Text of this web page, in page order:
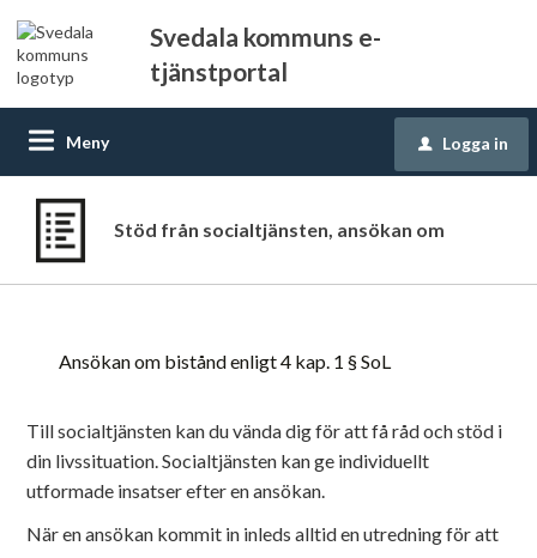
Svedala kommuns e-
tjänstportal
Meny u Logga in
Stöd från socialtjänsten, ansökan om
Ansökan om bistånd enligt 4 kap. 1 § SoL
Till socialtjänsten kan du vända dig för att få råd och stöd i
din livssituation. Socialtjänsten kan ge individuellt
utformade insatser efter en ansökan.
När en ansökan kommit in inleds alltid en utredning för att